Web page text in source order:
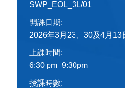
SWP_EOL_3L/01
開課日期:
2026年3月23、30及4月13
上課時間:
6:30 pm -9:30pm
授課時數: